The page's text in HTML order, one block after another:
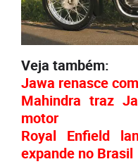
Veja também:
Jawa renasce
Mahindra traz
motor
Royal Enfield
expande no Brasil